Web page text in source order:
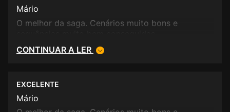
Mário
O melhor da saga. Cenários muito bons e
CONTINUAR A LER
EXCELENTE
Mário